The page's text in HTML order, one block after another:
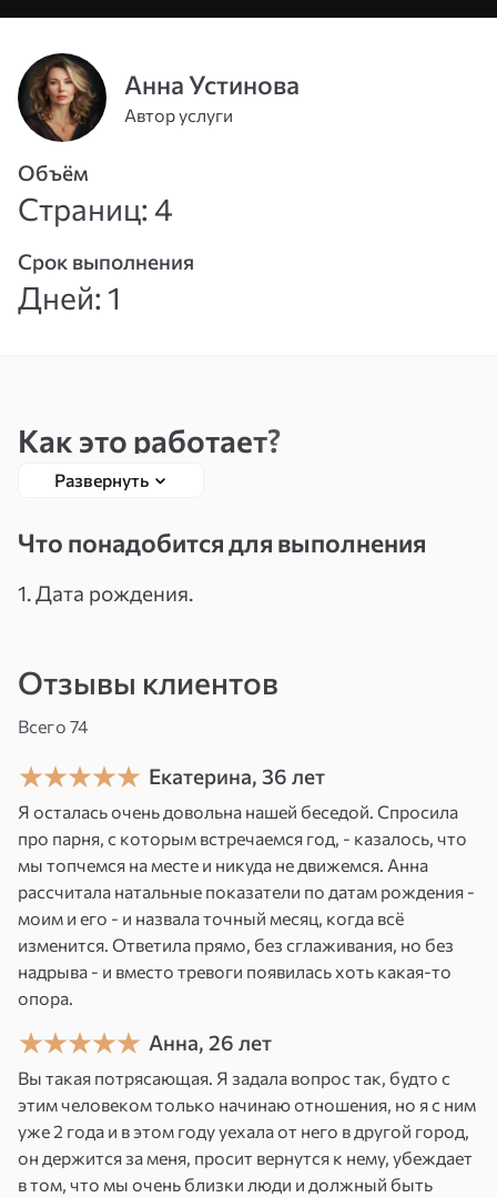
Адрес
эл. почты
или
телефон
Пароль
Войти
пароль
Анна Устинова
Автор услуги
Объём
Страниц: 4
Срок выполнения
Дней: 1
Как это работает?
Личная Янтра любви представляет собой
усиливает ваши энергетические потоки,
направляя их на привлечение нужного
идеального партнера.
Возможные сферы
применения:
Привлечение спутника жизни. Найти
партнера, который станет вашим спутником
жизни, готовым к серьезным отношениям и
созданию семьи.
Создание семьи. Привлечь человека, который
станет отцом или матерью ваших детей.
Усиление энергетики любви. Усилить вашу
личную энергетику, чтобы стать более
привлекательным для нужного вам человека.
Фокусировка на идеале
визуализировать качества и черты характера,
которые вы ищете в партнере.
Что вы получите?
Развернуть
Что понадобится для выполнения
1. Дата рождения.
Отзывы клиентов
Всего 74
Екатерина, 36 лет
Я осталась очень довольна нашей беседой. Спросила
про парня, с которым встречаемся год, - казалось, что
мы топчемся на месте и никуда не движемся. Анна
рассчитала натальные показатели по датам рождения -
моим и его - и назвала точный месяц, когда всё
изменится. Ответила прямо, без сглаживания, но без
надрыва - и вместо тревоги появилась хоть какая-то
опора.
Анна, 26 лет
Вы такая потрясающая. Я задала вопрос так, будто с
этим человеком только начинаю отношения, но я с ним
уже 2 года и в этом году уехала от него в другой город,
он держится за меня, просит вернутся к нему, убеждает
в том, что мы очень близки люди и должный быть